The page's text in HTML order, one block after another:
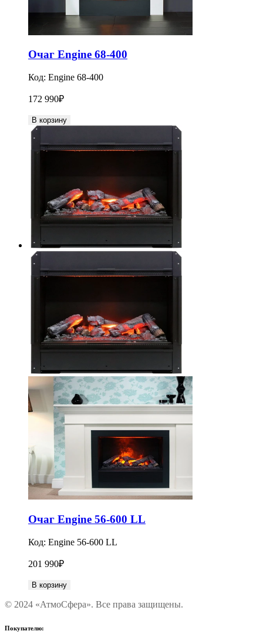
Очаг Engine 68-400
Код: Engine 68-400
172 990₽
В корзину
Очаг Engine 56-600 LL
Код: Engine 56-600 LL
201 990₽
В корзину
© 2024 «АтмоСфера». Все права защищены.
Покупателю: